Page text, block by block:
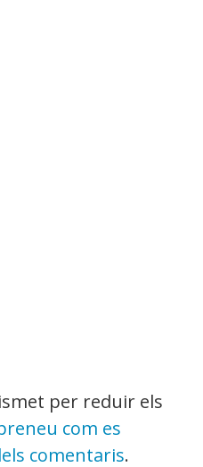
per reduir els
com es
comentaris.